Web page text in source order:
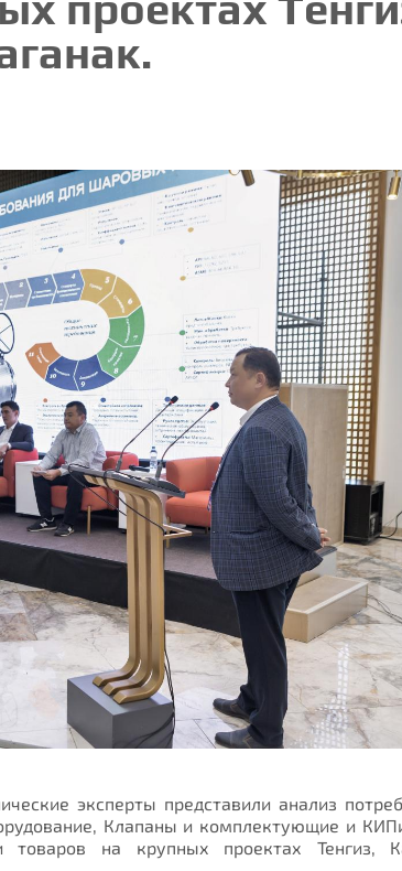
эксперты представили анализ
Клапаны и комплектующие и
товаров на крупных проектах Тенгиз,